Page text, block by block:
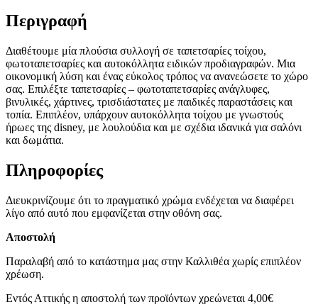
Περιγραφή
Διαθέτουμε μία πλούσια συλλογή σε ταπετσαρίες τοίχου,
φωτοταπετσαρίες και αυτοκόλλητα ειδικών προδιαγραφών. Μια
οικονομική λύση και ένας εύκολος τρόπος να ανανεώσετε το χώρο
σας. Επιλέξτε ταπετσαρίες – φωτοταπετσαρίες ανάγλυφες,
βινυλικές, χάρτινες, τρισδιάστατες με παιδικές παραστάσεις και
τοπία. Επιπλέον, υπάρχουν αυτοκόλλητα τοίχου με γνωστούς
ήρωες της disney, με λουλούδια και με σχέδια ιδανικά για σαλόνι
και δωμάτια.
Πληροφορίες
Διευκρινίζουμε ότι το πραγματικό χρώμα ενδέχεται να διαφέρει
λίγο από αυτό που εμφανίζεται στην οθόνη σας.
Αποστολή
Παραλαβή από το κατάστημα μας στην Καλλιθέα χωρίς επιπλέον
χρέωση.
Εντός Αττικής η αποστολή των προϊόντων χρεώνεται 4,00€